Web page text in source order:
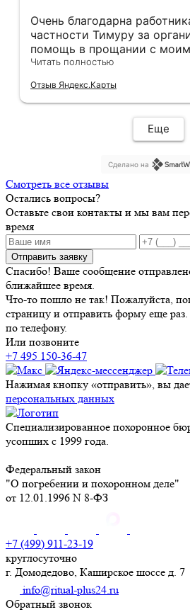
Очень благодарна
частности Тимуру за
помощь в прощании с
впоследствии с моим
качественно и красиво!
организовано достойно, с большим
Читать полностью
Отзыв Яндекс.Карты
Еще
Сделано на
Смотреть все отзывы
Остались вопросы?
Оставьте свои контакты и мы вам
время
Отправить заявку
Спасибо! Ваше сообщение
ближайшее время.
Что-то пошло не так! Пожалуйста,
страницу и отправить форму еще
по телефону.
Или позвоните
+7 495 150-36-47
Нажимая кнопку «отправить», вы
персональных данных
Специализированное похоронное
усопших с 1999 года.
Федеральный закон
"О погребении и похоронном деле"
от 12.01.1996 N 8-ФЗ
+7 (499) 911-23-19
круглосуточно
г. Домодедово, Каширское шоссе д. 7
info@ritual-plus24.ru
Обратный звонок